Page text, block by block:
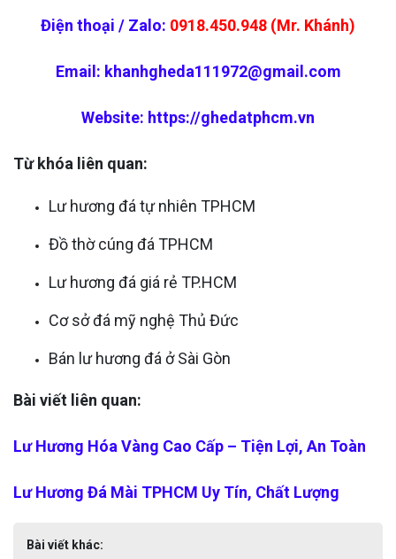
Điện thoại / Zalo: 0918.450.948 (Mr. Khánh)
Email: khanhgheda111972@gmail.com
Website: https://ghedatphcm.vn
Từ khóa liên quan:
Lư hương đá tự nhiên TPHCM
Đồ thờ cúng đá TPHCM
Lư hương đá giá rẻ TP.HCM
Cơ sở đá mỹ nghệ Thủ Đức
Bán lư hương đá ở Sài Gòn
Bài viết liên quan:
Lư Hương Hóa Vàng Cao Cấp – Tiện Lợi, An Toàn
Lư Hương Đá Mài TPHCM Uy Tín, Chất Lượng
Bài viết khác: